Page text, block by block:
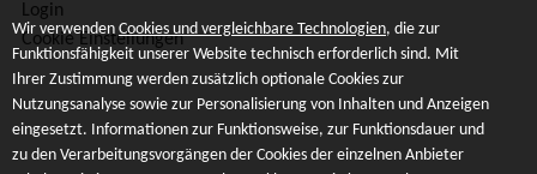
Login
Cookie Einstellungen
Wir verwenden Cookies und vergleichbare Technologien, die zur
Funktionsfähigkeit unserer Website technisch erforderlich sind. Mit
Ihrer Zustimmung werden zusätzlich optionale Cookies zur
Nutzungsanalyse sowie zur Personalisierung von Inhalten und Anzeigen
eingesetzt. Informationen zur Funktionsweise, zur Funktionsdauer und
zu den Verarbeitungsvorgängen der Cookies der einzelnen Anbieter